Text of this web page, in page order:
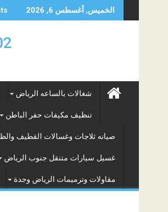
to
الخميس, أغسطس 6, 2026
شغالات بالساعه الرياض
تنظيف مكيفات حفر الباطن
صيانه ثلاجات وغسالات القطيف
غسيل سيارات متنقل جنوب الرياض
مقاولات وترميمات الرياض وجدة